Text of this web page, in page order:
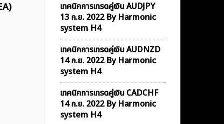
เทคนิคการเทรดคู่เงิน AUDJPY
13 ก.ย. 2022 By Harmonic
system H4
เทคนิคการเทรดคู่เงิน AUDNZD
14 ก.ย. 2022 By Harmonic
system H4
เทคนิคการเทรดคู่เงิน CADCHF
14 ก.ย. 2022 By Harmonic
system H4